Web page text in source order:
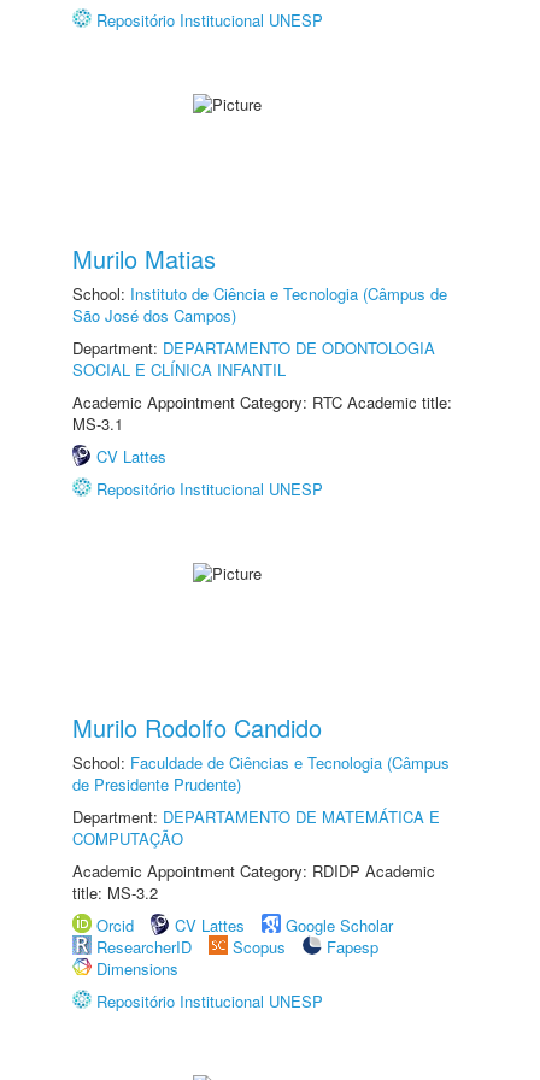
Repositório Institucional UNESP
Murilo Matias
School: Instituto de Ciência e Tecnologia (Câmpus de
São José dos Campos)
Department: DEPARTAMENTO DE ODONTOLOGIA
SOCIAL E CLÍNICA INFANTIL
Academic Appointment Category: RTC Academic title:
MS-3.1
CV Lattes
Repositório Institucional UNESP
Murilo Rodolfo Candido
School: Faculdade de Ciências e Tecnologia (Câmpus
de Presidente Prudente)
Department: DEPARTAMENTO DE MATEMÁTICA E
COMPUTAÇÃO
Academic Appointment Category: RDIDP Academic
title: MS-3.2
Orcid
CV Lattes
Google Scholar
ResearcherID
Scopus
Fapesp
Dimensions
Repositório Institucional UNESP